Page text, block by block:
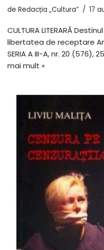
de Redacția „Cultura” 17
CULTURA LITERARĂ
libertatea de receptare
SERIA A III-A, nr. 20 (576),
mai mult »